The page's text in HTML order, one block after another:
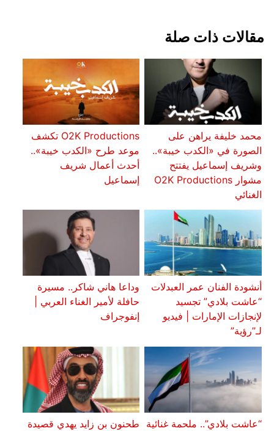
مقالات ذات صلة
محمد خليفة يراهن على
الصورة في «الكدب خيبة»..
وشريف إسماعيل يفتتح
مشوار O2K Productions
الغنائي
O2K Productions تكشف
موعد طرح «الكدب خيبة»..
أحدث أعمال شريف
إسماعيل
أنشودة الفنان عمر العبدلات
“عاشت بلادي” تجسيد
لإنجازات الإمارات | فيديو
لـ”رؤية”
وداعا هاني شاكر.. مسيرة
حافلة لأمير الغناء العربي |
إنفوجراف
“عاشت بلادي”.. ملحمة غنائية
طحنون بن زايد يهدي قصيدة